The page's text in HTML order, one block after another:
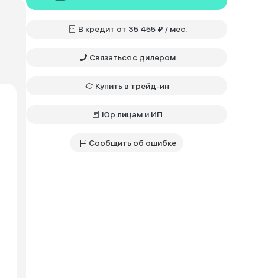
В кредит от 35 455 ₽ / мес.
Связаться с дилером
Купить в трейд-ин
Юр.лицам и ИП
Сообщить об ошибке